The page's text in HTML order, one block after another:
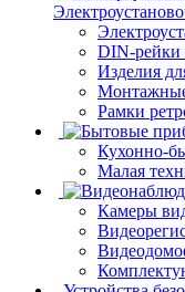
DIN-рейки
Изделия
Рамки
Кухонно-
Малая
Камеры